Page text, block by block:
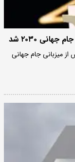
۲۰۳۰ شد
میزبانی جام جهانی